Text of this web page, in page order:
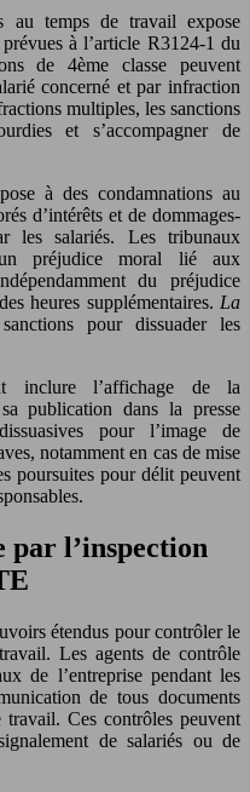
au temps de travail expose
à l’article R3124-1 du
de 4ème classe peuvent
concerné et par infraction
multiples, les sanctions
et s’accompagner de
à des condamnations au
d’intérêts et de dommages-
les salariés. Les tribunaux
préjudice moral lié aux
du préjudice
heures supplémentaires. La
pour dissuader les
inclure l’affichage de la
publication dans la presse
pour l’image de
notamment en cas de mise
poursuites pour délit peuvent
par l’inspection
étendus pour contrôler le
Les agents de contrôle
de l’entreprise pendant les
de tous documents
Ces contrôles peuvent
de salariés ou de